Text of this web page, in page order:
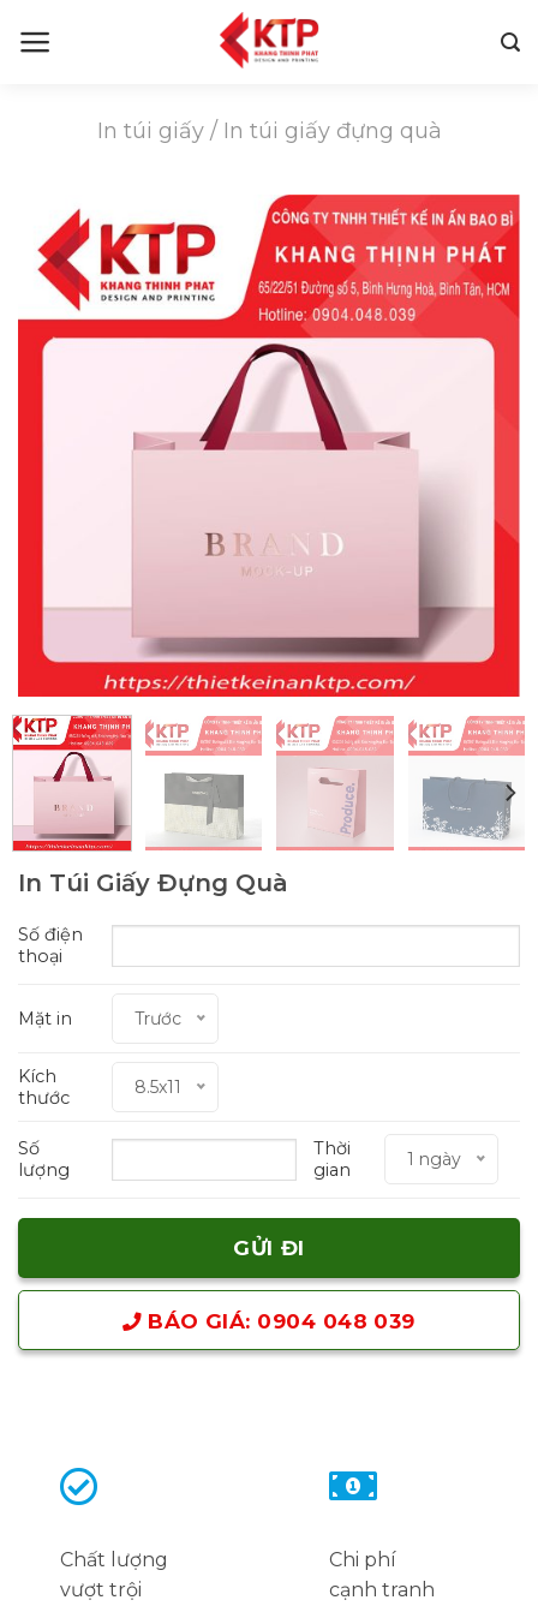
In túi giấy/ In túi giấy đựng quà
In Túi Giấy Đựng Quà
Số điện
thoại
Mặt in Trước
Kích
thước
8.5x11
Số
lượng
Thời
gian
1 ngày
BÁO GIÁ: 0904 048 039
Chất lượng
vượt trội
Chi phí
cạnh tranh